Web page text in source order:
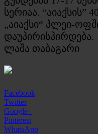
სერიაა.
„აიაქსი“ პლეი-
დაუპირისპირდება.
ლაშა თაბაგარი
Facebook
Twitter
Google+
Pinterest
WhatsApp